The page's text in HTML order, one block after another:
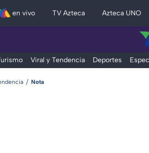
en vivo TV Azteca Azteca UNO
Viral y Tendencia Deportes
Nota